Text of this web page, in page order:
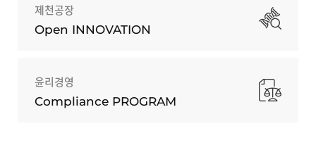
제천공장
Open INNOVATION
윤리경영
Compliance PROGRAM